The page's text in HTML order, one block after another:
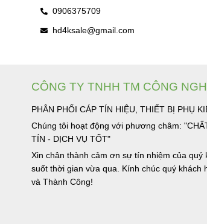
0906375709
hd4ksale@gmail.com
CÔNG TY TNHH TM CÔNG
PHÂN PHỐI CÁP TÍN HIỆU, THIẾT BỊ PHỤ
Chúng tôi hoạt động với phương châm:
TÍN - DỊCH VỤ TỐT"
Xin chân thành cảm ơn sự tín nhiệm của quý
suốt thời gian vừa qua. Kính chúc quý khách
và Thành Công!